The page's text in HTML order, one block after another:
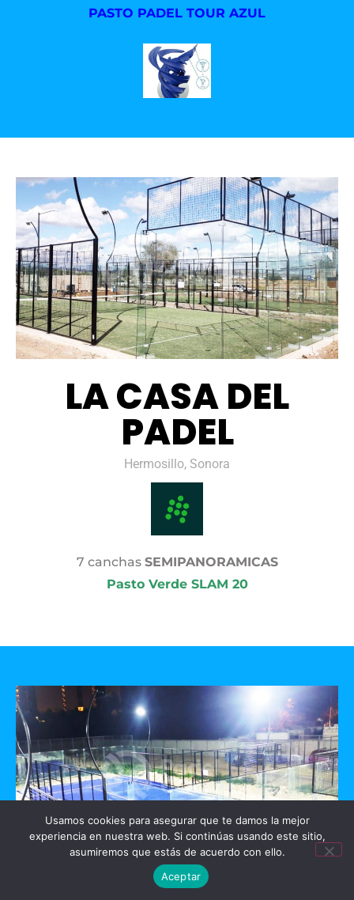
PASTO PADEL TOUR AZUL
LA CASA DEL
PADEL
Hermosillo, Sonora
7 canchas SEMIPANORAMICAS
Pasto Verde SLAM 20
Usamos cookies para asegurar que te damos la mejor
experiencia en nuestra web. Si continúas usando este sitio,
asumiremos que estás de acuerdo con ello.
Aceptar